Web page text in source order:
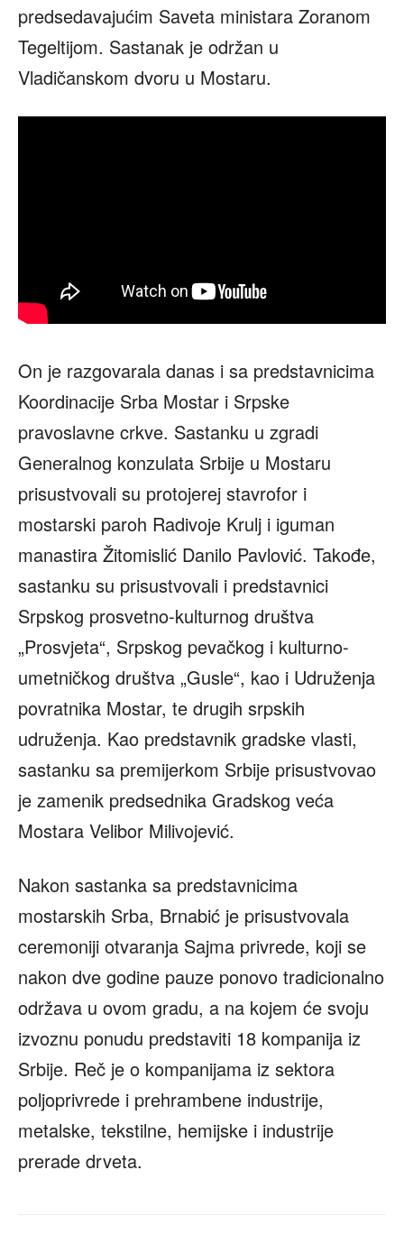
predsedavajućim Saveta ministara Zoranom
Tegeltijom. Sastanak je održan u
Vladičanskom dvoru u Mostaru.
On je razgovarala danas i sa predstavnicima
Koordinacije Srba Mostar i Srpske
pravoslavne crkve. Sastanku u zgradi
Generalnog konzulata Srbije u Mostaru
prisustvovali su protojerej stavrofor i
mostarski paroh Radivoje Krulj i iguman
manastira Žitomislić Danilo Pavlović. Takođe,
sastanku su prisustvovali i predstavnici
Srpskog prosvetno-kulturnog društva
„Prosvjeta“, Srpskog pevačkog i kulturno-
umetničkog društva „Gusle“, kao i Udruženja
povratnika Mostar, te drugih srpskih
udruženja. Kao predstavnik gradske vlasti,
sastanku sa premijerkom Srbije prisustvovao
je zamenik predsednika Gradskog veća
Mostara Velibor Milivojević.
Nakon sastanka sa predstavnicima
mostarskih Srba, Brnabić je prisustvovala
ceremoniji otvaranja Sajma privrede, koji se
nakon dve godine pauze ponovo tradicionalno
održava u ovom gradu, a na kojem će svoju
izvoznu ponudu predstaviti 18 kompanija iz
Srbije. Reč je o kompanijama iz sektora
poljoprivrede i prehrambene industrije,
metalske, tekstilne, hemijske i industrije
prerade drveta.